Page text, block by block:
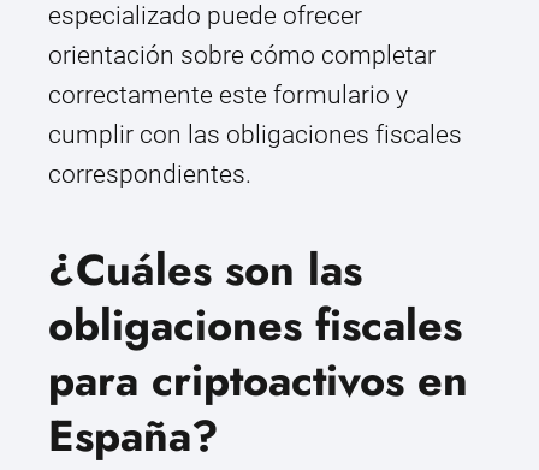
especializado puede ofrecer
orientación sobre cómo completar
correctamente este formulario y
cumplir con las obligaciones fiscales
correspondientes.
¿Cuáles son las
obligaciones fiscales
para criptoactivos en
España?